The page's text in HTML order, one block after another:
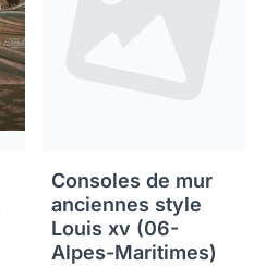
Consoles de mur
anciennes style
Louis xv (06-
Alpes-Maritimes)